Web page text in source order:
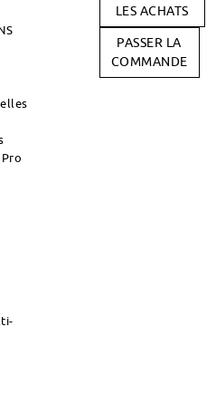
LES ACHATS
PASSER LA
COMMANDE